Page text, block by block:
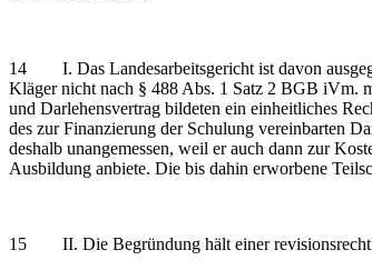
14 I. Das Landesarbeitsgericht ist davon
Kläger nicht nach § 488 Abs. 1 Satz 2 BGB iVm.
und Darlehensvertrag bildeten ein einheitliches
des zur Finanzierung der Schulung vereinbarten
deshalb unangemessen, weil er auch dann zur
Ausbildung anbiete. Die bis dahin erworbene
15 II. Die Begründung hält einer